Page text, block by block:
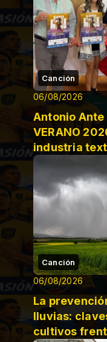
Canción
06/08/2026
Antonio Ante
VERANO
industria
Ecuador
Canción
06/08/2026
La
lluvias:
cultivos